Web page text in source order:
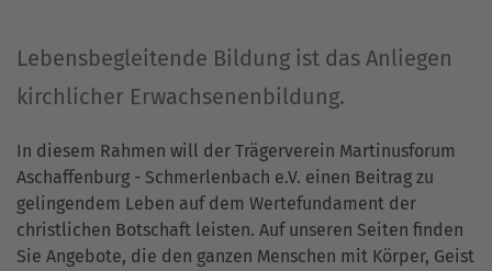
Lebensbegleitende Bildung ist das Anliegen
kirchlicher Erwachsenenbildung.
In diesem Rahmen will der Trägerverein Martinusforum
Aschaffenburg - Schmerlenbach e.V. einen Beitrag zu
gelingendem Leben auf dem Wertefundament der
christlichen Botschaft leisten. Auf unseren Seiten finden
Sie Angebote, die den ganzen Menschen mit Körper, Geist